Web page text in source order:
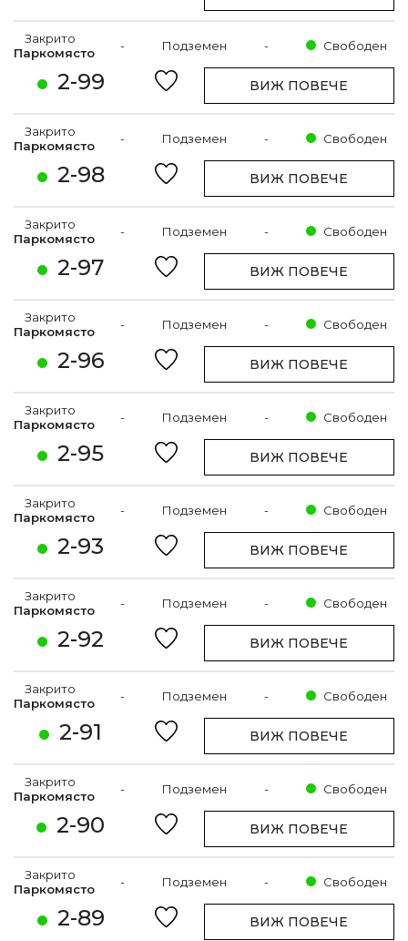
2-99
Закрито
Паркомясто
- Подземен - Свободен
ВИЖ ПОВЕЧЕ
2-98
Закрито
Паркомясто
- Подземен - Свободен
ВИЖ ПОВЕЧЕ
2-97
Закрито
Паркомясто
- Подземен - Свободен
ВИЖ ПОВЕЧЕ
2-96
Закрито
Паркомясто
- Подземен - Свободен
ВИЖ ПОВЕЧЕ
2-95
Закрито
Паркомясто
- Подземен - Свободен
ВИЖ ПОВЕЧЕ
2-93
Закрито
Паркомясто
- Подземен - Свободен
ВИЖ ПОВЕЧЕ
2-92
Закрито
Паркомясто
- Подземен - Свободен
ВИЖ ПОВЕЧЕ
2-91
Закрито
Паркомясто
- Подземен - Свободен
ВИЖ ПОВЕЧЕ
2-90
Закрито
Паркомясто
- Подземен - Свободен
ВИЖ ПОВЕЧЕ
2-89
Закрито
Паркомясто
- Подземен - Свободен
ВИЖ ПОВЕЧЕ